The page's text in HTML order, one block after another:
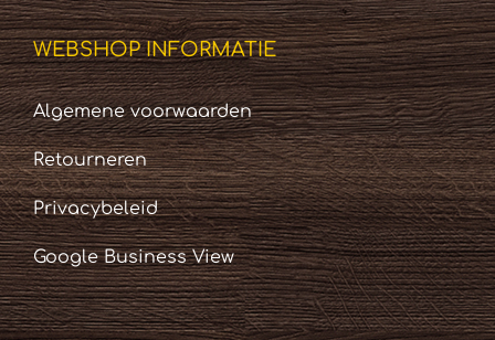
WEBSHOP INFORMATIE
Algemene voorwaarden
Retourneren
Privacybeleid
Google Business View